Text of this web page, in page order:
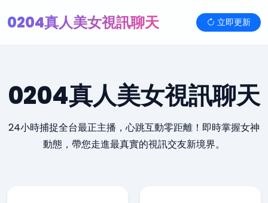
0204真人美女視訊聊天 立即更新
0204真人美女視訊聊天
24小時捕捉全台最正主播，心跳互動零距離！即時掌握女神
動態，帶您走進最真實的視訊交友新境界。